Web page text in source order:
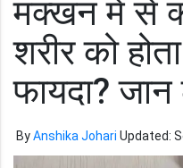
मक्खन में से
शरीर को
फायदा?
ByAnshika Johari Updated: